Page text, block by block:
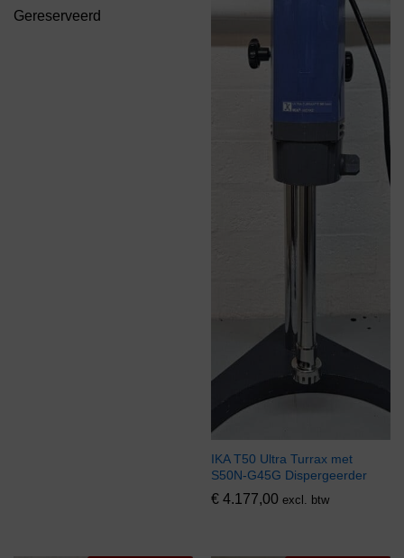
Gereserveerd
IKA T50 Ultra Turrax met
S50N-G45G Dispergeerder
€ 4.177,00 excl. btw